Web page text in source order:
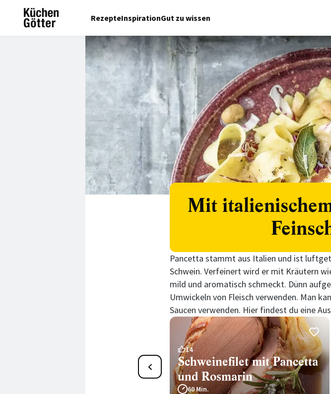
RezepteInspirationGut zu wissen
Mit
Pancetta stammt aus Italien und ist
Schwein. Verfeinert wird er mit Kräutern
mild und aromatisch schmeckt. Dünn
Umwickeln von Fleisch verwenden. Man
Saucen verwenden. Hier findest du eine
Spaghetti alla carbonara
14
Schweinefilet mit Pancetta
und Rosmarin
60 Min.